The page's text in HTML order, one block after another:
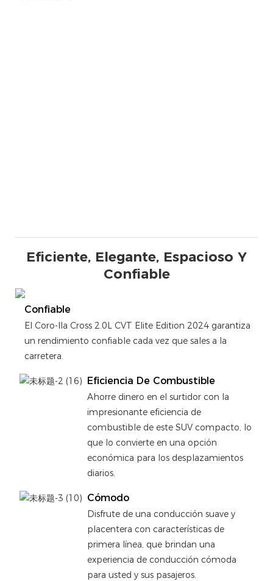
Eficiente, Elegante, Espacioso Y
Confiable
Confiable
El Coro-lla Cross 2.0L CVT Elite Edition 2024 garantiza
un rendimiento confiable cada vez que sales a la
carretera.
Eficiencia De Combustible
Ahorre dinero en el surtidor con la
impresionante eficiencia de
combustible de este SUV compacto, lo
que lo convierte en una opción
económica para los desplazamientos
diarios.
Cómodo
Disfrute de una conducción suave y
placentera con características de
primera línea, que brindan una
experiencia de conducción cómoda
para usted y sus pasajeros.